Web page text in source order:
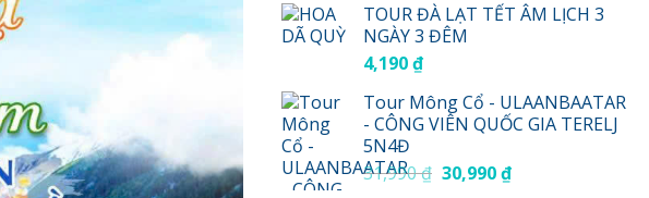
TOUR ĐÀ LẠT TẾT ÂM LỊCH 3
NGÀY 3 ĐÊM
4,190₫
Tour Mông Cổ - ULAANBAATAR
- CÔNG VIÊN QUỐC GIA TERELJ
5N4Đ
31,990₫ Giá
30,990₫Giá